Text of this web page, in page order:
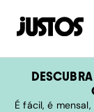
É fácil, é